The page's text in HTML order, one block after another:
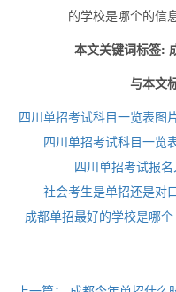
的学校是哪个的信
本文关键词标签:
与本文
四川单招考试科目一览表图
四川单招考试科目一览
四川单招考试报名
社会考生是单招还是对
成都单招最好的学校是哪